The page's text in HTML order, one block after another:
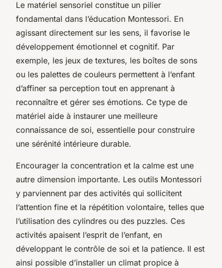
Le matériel sensoriel constitue un pilier
fondamental dans l’éducation Montessori. En
agissant directement sur les sens, il favorise le
développement émotionnel et cognitif. Par
exemple, les jeux de textures, les boîtes de sons
ou les palettes de couleurs permettent à l’enfant
d’affiner sa perception tout en apprenant à
reconnaître et gérer ses émotions. Ce type de
matériel aide à instaurer une meilleure
connaissance de soi, essentielle pour construire
une sérénité intérieure durable.
Encourager la concentration et la calme est une
autre dimension importante. Les outils Montessori
y parviennent par des activités qui sollicitent
l’attention fine et la répétition volontaire, telles que
l’utilisation des cylindres ou des puzzles. Ces
activités apaisent l’esprit de l’enfant, en
développant le contrôle de soi et la patience. Il est
ainsi possible d’installer un climat propice à